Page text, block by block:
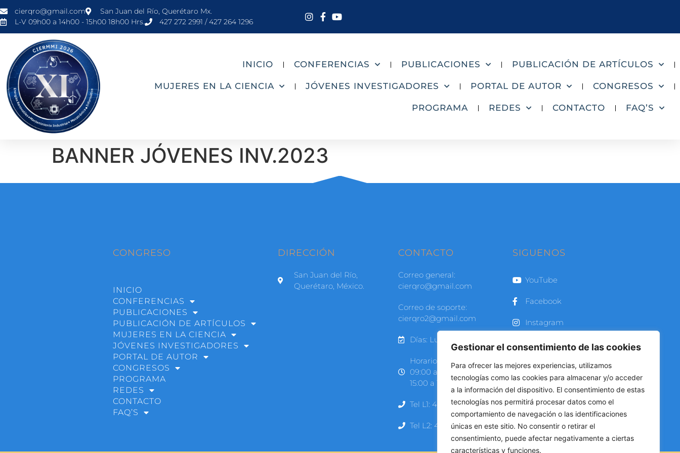
Gestionar el consentimiento de las cookies
Para ofrecer las mejores experiencias, utilizamos
tecnologías como las cookies para almacenar y/o acceder
a la información del dispositivo. El consentimiento de estas
tecnologías nos permitirá procesar datos como el
comportamiento de navegación o las identificaciones
únicas en este sitio. No consentir o retirar el
consentimiento, puede afectar negativamente a ciertas
características y funciones.
cierqro@gmail.com
San Juan del Río, Querétaro Mx.
L-V 09h00 a 14h00 - 15h00 18h00 Hrs.
427 272 2991 / 427 264 1296
INICIO CONFERENCIAS PUBLICACIONES PUBLICACIÓN DE ARTÍCULOS
MUJERES EN LA CIENCIA JÓVENES INVESTIGADORES PORTAL DE AUTOR CONGRESOS
PROGRAMA REDES CONTACTO FAQ’S
BANNER JÓVENES INV.2023
CONGRESO
INICIO
CONFERENCIAS
PUBLICACIONES
PUBLICACIÓN DE ARTÍCULOS
MUJERES EN LA CIENCIA
JÓVENES INVESTIGADORES
PORTAL DE AUTOR
CONGRESOS
PROGRAMA
REDES
CONTACTO
FAQ’S
DIRECCIÓN
San Juan del Río,
Querétaro, México.
CONTACTO
Correo general:
cierqro@gmail.com
Correo de soporte:
cierqro2@gmail.com
Días: Lunes a Viernes
Horarios:
09:00 a 14h00 -
15:00 a 18:00 hrs
Tel L1: 427 272 2991
Tel L2: 427 264 1296
SIGUENOS
YouTube
Facebook
Instagram